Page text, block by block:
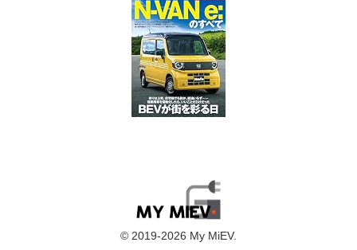
© 2019-2026 My MiEV.